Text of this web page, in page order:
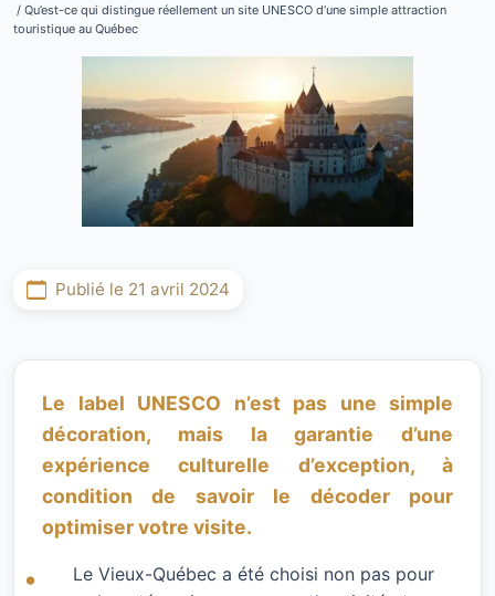
/ Qu’est-ce qui distingue réellement un site UNESCO d’une simple attraction
touristique au Québec
Publié le 21 avril 2024
Le label UNESCO n’est pas une simple
décoration, mais la garantie d’une
expérience culturelle d’exception, à
condition de savoir le décoder pour
optimiser votre visite.
Le Vieux-Québec a été choisi non pas pour